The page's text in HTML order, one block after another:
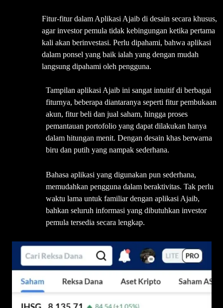
Fitur-fitur dalam Aplikasi Ajaib di desain secara khusus,
agar investor pemula tidak kebingungan ketika pertama
kali akan berinvestasi. Perlu dipahami, bahwa aplikasi
dalam ponsel yang baik ialah yang dengan mudah
langsung dipahami oleh pengguna.
Tampilan aplikasi Ajaib ini sangat intuitif di berbagai
fiturnya, beberapa diantaranya seperti fitur pembukaan
akun, fitur beli dan jual saham, hingga proses
pemantauan portofolio yang dapat dilakukan hanya
dalam hitungan menit. Dengan desain khas berwarna
biru dan putih yang nampak sederhana.
Bahasa aplikasi yang digunakan pun sederhana,
memudahkan pengguna dalam beraktivitas. Tak perlu
waktu lama untuk familiar dengan aplikasi Ajaib,
bahkan seluruh informasi yang dibutuhkan investor
pemula tersedia secara lengkap.